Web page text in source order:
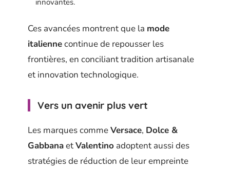
innovantes.
Ces avancées montrent que la mode
italiennecontinue de repousser les
frontières, en conciliant tradition artisanale
et innovation technologique.
Vers un avenir plus vert
Les marques commeVersace, Dolce &
GabbanaetValentino adoptent aussi des
stratégies de réduction de leur empreinte